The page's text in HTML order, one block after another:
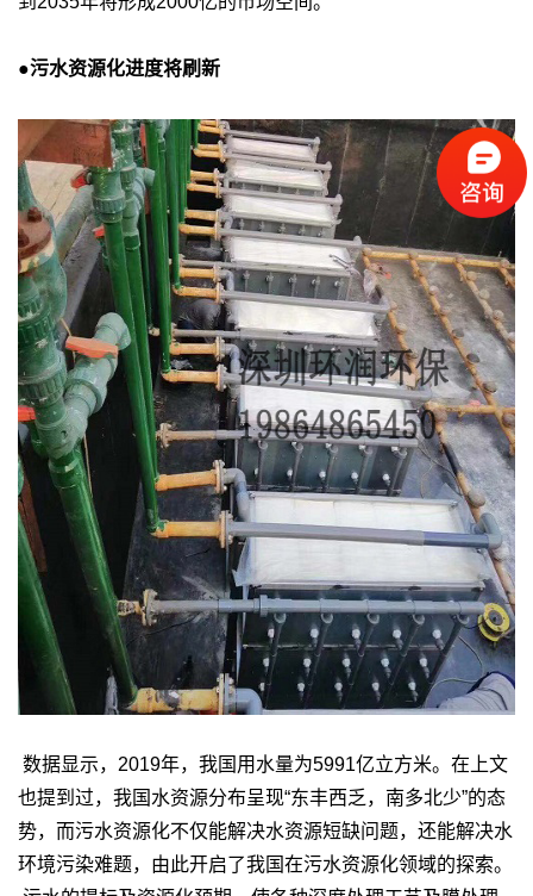
●污水资源化进度将刷新
数据显示，2019年，我国用水量为5991亿立方米。在上文
也提到过，我国水资源分布呈现“东丰西乏，南多北少”的态
势，而污水资源化不仅能解决水资源短缺问题，还能解决水
环境污染难题，由此开启了我国在污水资源化领域的探索。